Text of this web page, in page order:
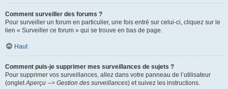
Comment surveiller des forums ?
Pour surveiller un forum en particulier, une fois entré sur celui-ci, cliquez sur le
lien « Surveiller ce forum » qui se trouve en bas de page.
Haut
Comment puis-je supprimer mes surveillances de sujets ?
Pour supprimer vos surveillances, allez dans votre panneau de l’utilisateur
(ongletAperçu --> Gestion des surveillances) et suivez les instructions.